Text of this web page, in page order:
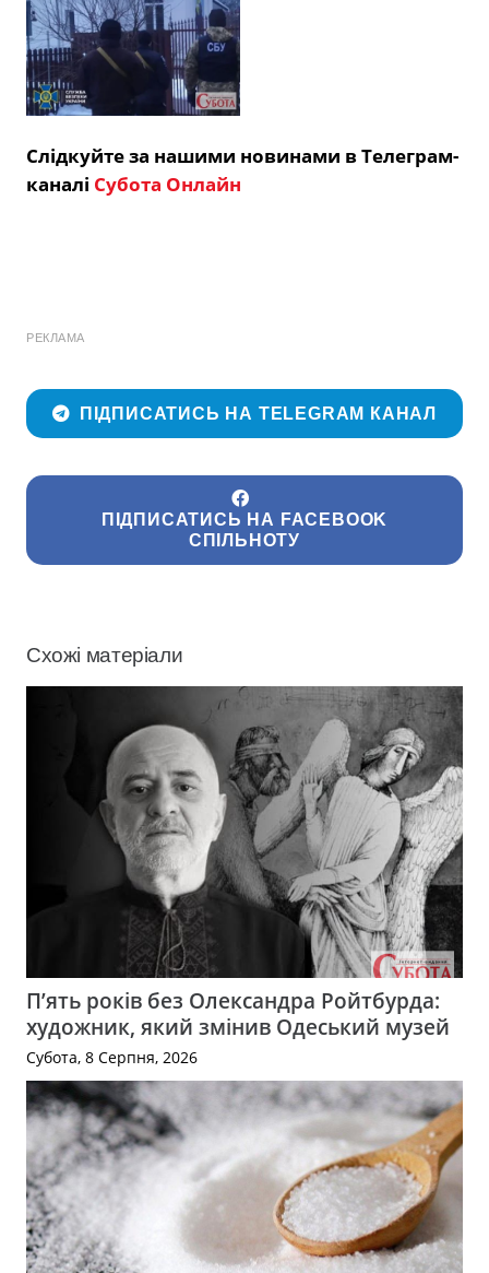
Слідкуйте за нашими новинами в Телеграм-
каналі Субота Онлайн
РЕКЛАМА
ПІДПИСАТИСЬ НА TELEGRAM КАНАЛ
ПІДПИСАТИСЬ НА FACEBOOK
СПІЛЬНОТУ
Схожі матеріали
П’ять років без Олександра Ройтбурда:
художник, який змінив Одеський музей
Субота, 8 Серпня, 2026